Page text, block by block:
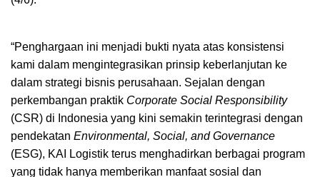
“Penghargaan ini menjadi bukti nyata atas konsistensi
kami dalam mengintegrasikan prinsip keberlanjutan ke
dalam strategi bisnis perusahaan. Sejalan dengan
perkembangan praktik Corporate Social Responsibility
(CSR) di Indonesia yang kini semakin terintegrasi dengan
pendekatan Environmental, Social, and Governance
(ESG), KAI Logistik terus menghadirkan berbagai program
yang tidak hanya memberikan manfaat sosial dan